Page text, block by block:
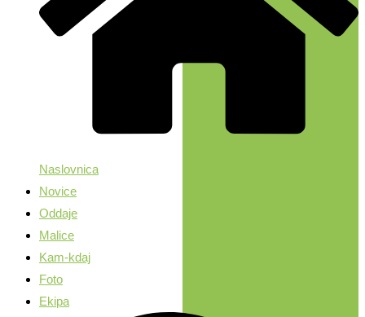
Naslovnica
Novice
Oddaje
Malice
Kam-kdaj
Foto
Ekipa